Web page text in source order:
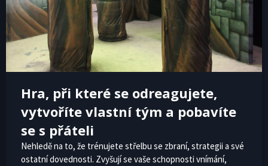
Hra, při které se odreagujete,
vytvoříte vlastní tým a pobavíte
se s přáteli
Nehledě na to, že trénujete střelbu se zbraní, strategii a své
ostatní dovednosti. Zvyšují se vaše schopnosti vnímání,